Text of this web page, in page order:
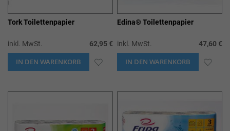
Tork Toilettenpapier
inkl. MwSt. 62,95 €
IN DEN WARENKORB ZUR
Edina® Toilettenpapier
inkl. MwSt. 47,60 €
IN DEN WARENKORB ZUR